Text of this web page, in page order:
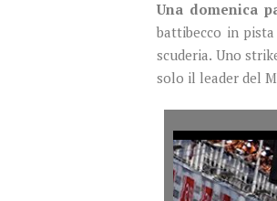
Una domenica
battibecco in
scuderia. Uno
solo il leader del